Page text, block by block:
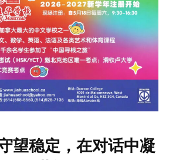
望稳定，在对话中凝